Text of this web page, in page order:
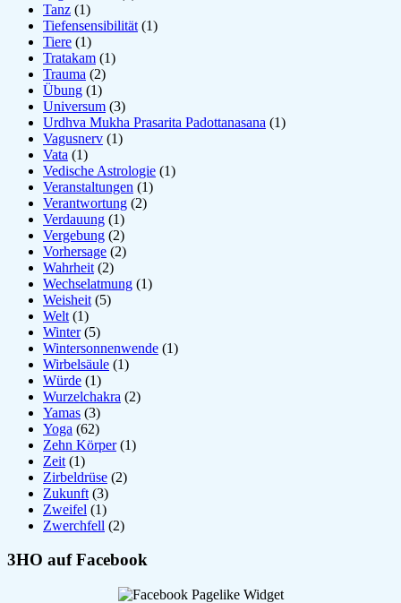
Tanz (1)
Tiefensensibilität (1)
Tiere (1)
Tratakam (1)
Trauma (2)
Übung (1)
Universum (3)
Urdhva Mukha Prasarita Padottanasana (1)
Vagusnerv (1)
Vata (1)
Vedische Astrologie (1)
Veranstaltungen (1)
Verantwortung (2)
Verdauung (1)
Vergebung (2)
Vorhersage (2)
Wahrheit (2)
Wechselatmung (1)
Weisheit (5)
Welt (1)
Winter(5)
Wintersonnenwende (1)
Wirbelsäule (1)
Würde (1)
Wurzelchakra (2)
Yamas (3)
Yoga (62)
Zehn Körper(1)
Zeit (1)
Zirbeldrüse (2)
Zukunft (3)
Zweifel (1)
Zwerchfell (2)
3HO auf Facebook